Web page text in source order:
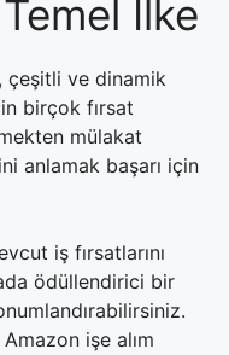
İlke
, çeşitli ve dinamik
birçok fırsat
mülakat
anlamak başarı için
iş fırsatlarını
ödüllendirici bir
Amazon işe alım